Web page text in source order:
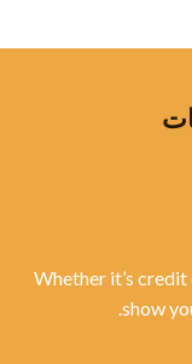
Whether it’s credit
show